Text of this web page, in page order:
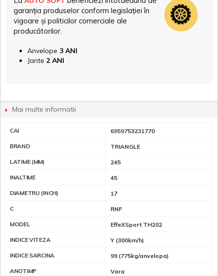
garanția produselor conform legislației în
vigoare și politicilor comerciale ale
producătorilor.
Anvelope 3 ANI
Jante 2 ANI
Mai multe informatii
CAI 6959753231770
BRAND TRIANGLE
LATIME (MM) 245
INALTIME 45
DIAMETRU (INCH) 17
C RNF
MODEL EffeXSport TH202
INDICE VITEZA Y (300km/h)
INDICE SARCINA 99 (775kg/anvelopa)
ANOTIMP Vara